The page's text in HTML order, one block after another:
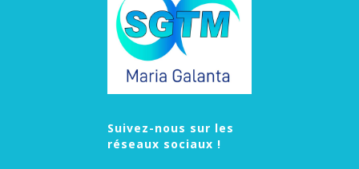
Suivez-nous sur les
réseaux sociaux !